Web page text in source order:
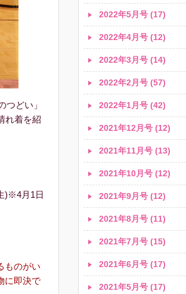
どい」
れ着を紹
)※4月1日
ものがい
に即決で
2022年5月号 (17)
2022年4月号 (12)
2022年3月号 (14)
2022年2月号 (57)
2022年1月号 (42)
2021年12月号 (12)
2021年11月号 (13)
2021年10月号 (12)
2021年9月号 (12)
2021年8月号 (11)
2021年7月号 (15)
2021年6月号 (17)
2021年5月号 (17)